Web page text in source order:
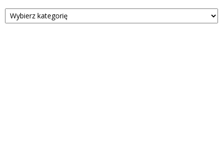
Kategorie